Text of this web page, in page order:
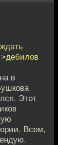
в
Этот
Всем,